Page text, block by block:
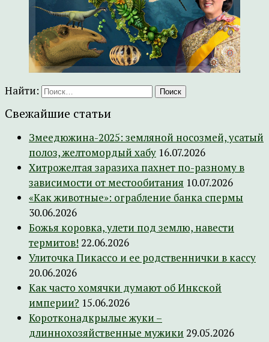
Найти:
Свежайшие статьи
Змеедюжина-2025: земляной носозмей, усатый
полоз, желтомордый хабу 16.07.2026
Хитрожелтая заразиха пахнет по-разному в
зависимости от местообитания 10.07.2026
«Как животные»: ограбление банка спермы
30.06.2026
Божья коровка, улети под землю, навести
термитов! 22.06.2026
Улиточка Пикассо и ее родственнички в кассу
20.06.2026
Как часто хомячки думают об Инкской
империи? 15.06.2026
Коротконадкрылые жуки –
длиннохозяйственные мужики 29.05.2026